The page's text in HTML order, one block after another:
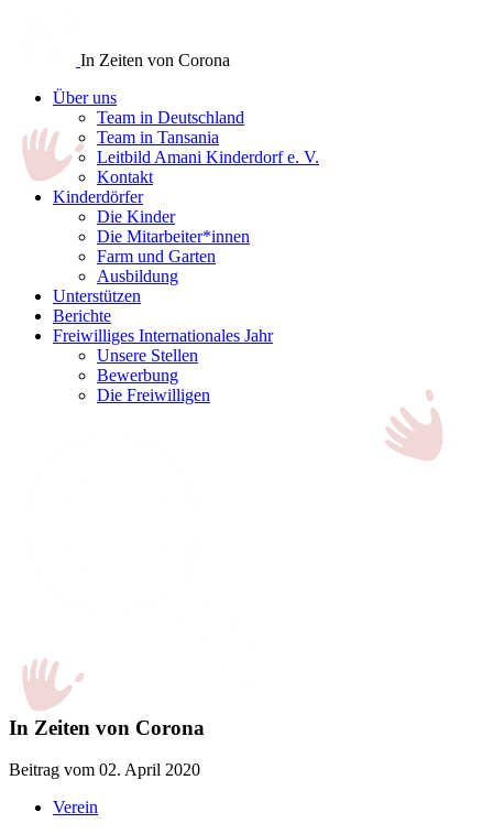
In Zeiten von Corona
Über uns
Team in Deutschland
Team in Tansania
Leitbild Amani Kinderdorf e. V.
Kontakt
Kinderdörfer
Die Kinder
Die Mitarbeiter*innen
Farm und Garten
Ausbildung
Unterstützen
Berichte
Freiwilliges Internationales Jahr
Unsere Stellen
Bewerbung
Die Freiwilligen
In Zeiten von Corona
Beitrag vom 02. April 2020
Verein